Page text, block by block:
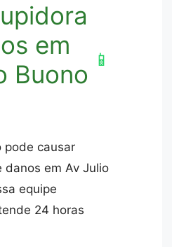
em
Buono 📱
pode causar
danos em Av Julio
equipe
24 horas